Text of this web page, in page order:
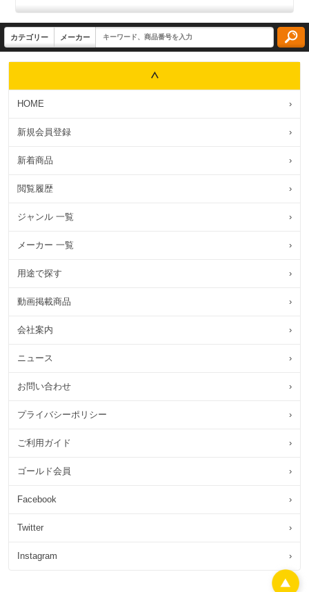
HOME ›
新規会員登録 ›
新着商品 ›
閲覧履歴 ›
ジャンル 一覧 ›
メーカー 一覧 ›
用途で探す ›
動画掲載商品 ›
会社案内 ›
ニュース ›
お問い合わせ ›
プライバシーポリシー ›
ご利用ガイド ›
ゴールド会員 ›
Facebook ›
Twitter ›
Instagram ›